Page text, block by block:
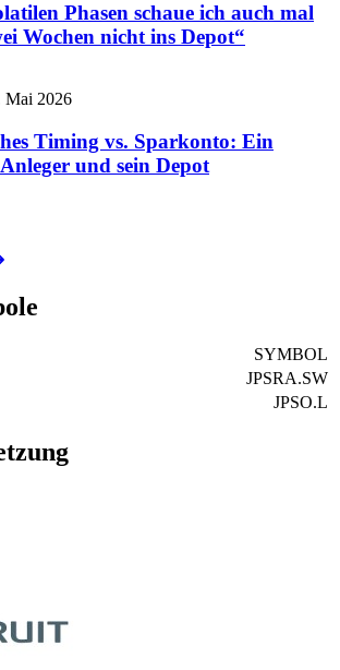
Phasen schaue ich auch mal
Wochen nicht ins Depot“
Mai 2026
Timing vs. Sparkonto: Ein
und sein Depot
SYMBOL
JPSRA.SW
JPSO.L